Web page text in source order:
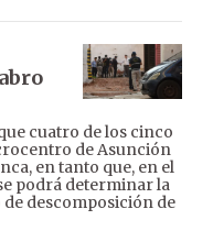
cuatro de los cinco
de Asunción
en tanto que, en el
podrá determinar la
de descomposición de